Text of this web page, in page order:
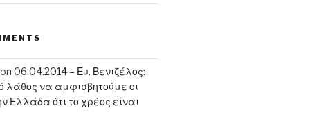
on 06.04.2014 – Ευ. Βενιζέλος:
λάθος να αμφισβητούμε οι
Ελλάδα ότι το χρέος είναι